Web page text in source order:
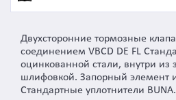
Двухсторонние тормозные
соединением VBCD DE FL
оцинкованной стали, внутри из
шлифовкой. Запорный элемент
Стандартные уплотнители